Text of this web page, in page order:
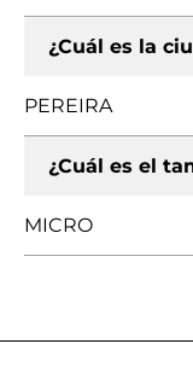
¿Cuál es la
PEREIRA
¿Cuál es el
MICRO